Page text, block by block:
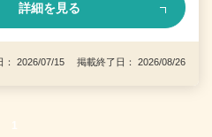
詳細を見る
： 2026/07/15 掲載終了日： 2026/08/26
1